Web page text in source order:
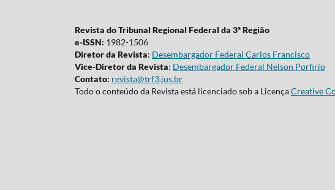
Revista do Tribunal Regional Federal da 3ª Região
e-ISSN: 1982-1506
Diretor da Revista: Desembargador Federal Carlos Francisco
Vice-Diretor da Revista: Desembargador Federal Nelson Porfirio
Contato: revista@trf3.jus.br
Todo o conteúdo da Revista está licenciado sob a LicençaCreative